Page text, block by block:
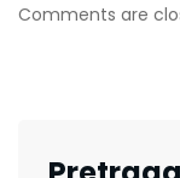
Comments are